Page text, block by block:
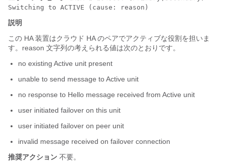
Switching to ACTIVE (cause: reason)
説明
この HA 装置はクラウド HA のペアでアクティブな役割を担いま
す。reason 文字列の考えられる値は次のとおりです。
no existing Active unit present
unable to send message to Active unit
no response to Hello message received from Active unit
user initiated failover on this unit
user initiated failover on peer unit
invalid message received on failover connection
推奨アクション 不要。